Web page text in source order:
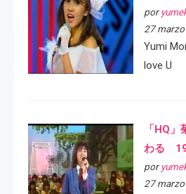
por
27
Yumi
love U
「HQ
わる
por
27